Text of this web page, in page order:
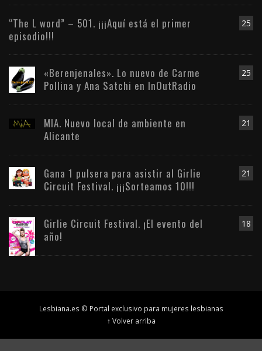
25
“The L word” – 501. ¡¡¡Aquí está el primer
episodio!!!
25
«Berenjenales». Lo nuevo de Carme
Pollina y Ana Satchi en InOutRadio
21
MIA. Nuevo local de ambiente en
Alicante
21
Gana 1 pulsera para asistir al Girlie
Circuit Festival. ¡¡¡Sorteamos 10!!!
18
Girlie Circuit Festival. ¡El evento del
año!
Lesbiana.es © Portal exclusivo para mujeres lesbianas
↑ Volver arriba